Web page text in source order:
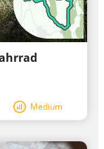
Medium